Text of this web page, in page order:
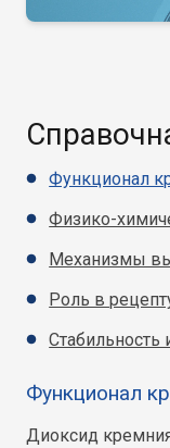
Функционал
Физико-
Механизмы
Роль в
Стабильность
Функционал
Диоксид